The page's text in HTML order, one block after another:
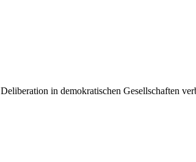
in demokratischen Gesellschaften